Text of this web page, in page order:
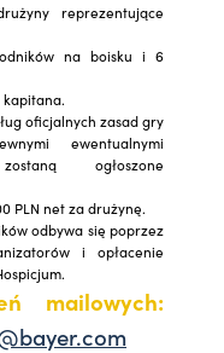
reprezentujące
na boisku i 6
kapitana.
oficjalnych zasad gry
ewentualnymi
ogłoszone
PLN net za drużynę.
odbywa się poprzez
i opłacenie
mailowych: